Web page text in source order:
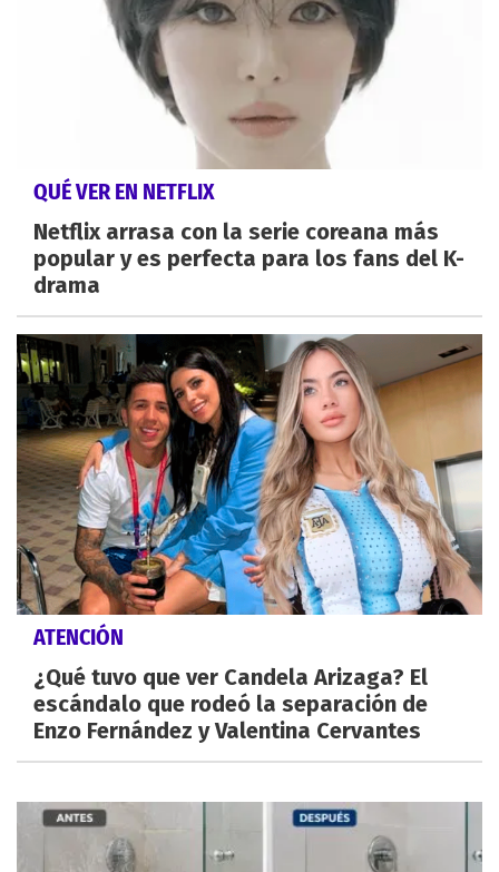
QUÉ VER EN NETFLIX
Netflix arrasa con la serie coreana más
popular y es perfecta para los fans del K-
drama
ATENCIÓN
¿Qué tuvo que ver Candela Arizaga? El
escándalo que rodeó la separación de
Enzo Fernández y Valentina Cervantes